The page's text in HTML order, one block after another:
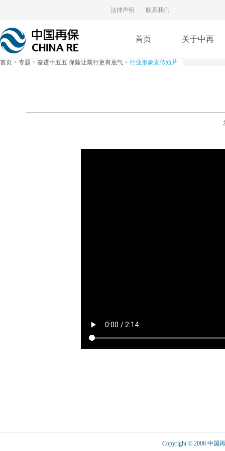
法律声明 联系我们
首页 关于中再
首页 > 专题 > 奋进十五五 保险让前行更有底气 > 行业形象宣传短片
Copyright © 2008 中国